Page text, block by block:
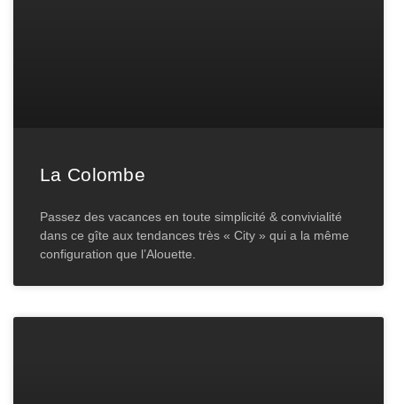
La Colombe
Passez des vacances en toute simplicité & convivialité
dans ce gîte aux tendances très « City » qui a la même
configuration que l’Alouette.